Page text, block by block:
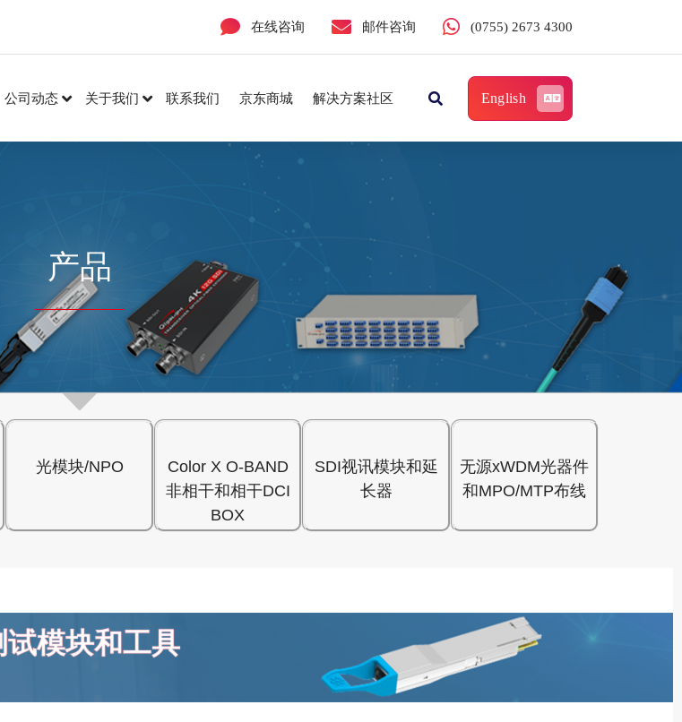
在线咨询 邮件咨询 (0755) 2673 4300
公司动态 关于我们 联系我们 京东商城 解决方案社区 English
产品
光模块/NPO
Color X O-BAND
非相干和相干DCI
BOX
SDI视讯模块和延
长器
无源xWDM光器件
和MPO/MTP布线
试模块和工具